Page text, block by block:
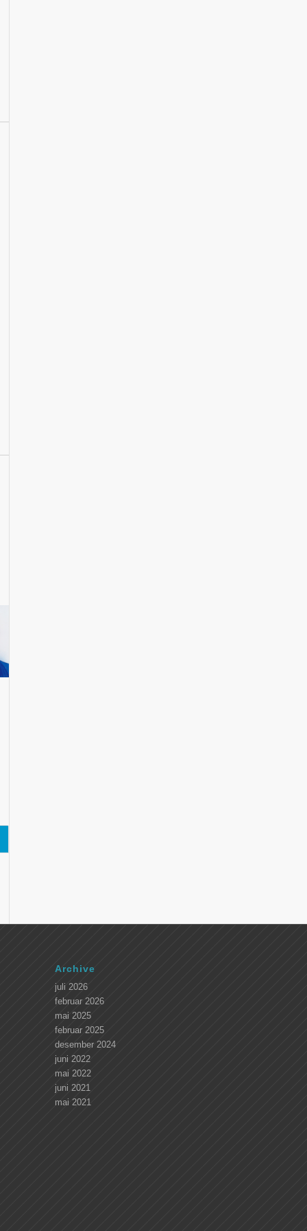
Archive
juli 2026
februar 2026
mai 2025
februar 2025
desember 2024
juni 2022
mai 2022
juni 2021
mai 2021